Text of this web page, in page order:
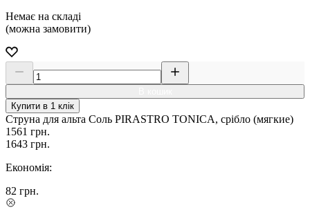
Немає на складі
(можна замовити)
Купити в 1 клік
Струна для альта Соль PIRASTRO TONICA, срібло (мягкие)
1561 грн.
1643 грн.
Економія:
82 грн.